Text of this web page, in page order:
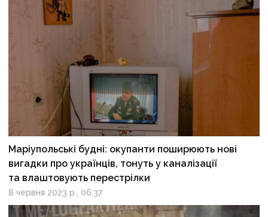
Маріупольські будні: окупанти поширюють нові
вигадки про українців, тонуть у каналізації
та влаштовують перестрілки
8 червня 2023 р., 06:37